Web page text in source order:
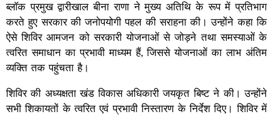
ब्लॉक प्रमुख द्वारीखाल बीना राणा ने मुख्य अतिथि के रूप में प्रतिभाग
करते हुए सरकार की जनोपयोगी पहल की सराहना की। उन्होंने कहा कि
ऐसे शिविर आमजन को सरकारी योजनाओं से जोड़ने तथा समस्याओं के
त्वरित समाधान का प्रभावी माध्यम हैं, जिससे योजनाओं का लाभ अंतिम
व्यक्ति तक पहुंचता है।
शिविर की अध्यक्षता खंड विकास अधिकारी जयकृत बिष्ट ने की। उन्होंने
सभी शिकायतों के त्वरित एवं प्रभावी निस्तारण के निर्देश दिए। शिविर में